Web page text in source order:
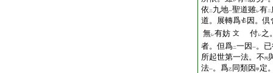
依 二 九地一聖道雖レ有二
道。展轉爲
因。倶
無レ有妨 文 付レ之
者。但爲二一因 一。
所起世第一法。不丙
法一。爲乙 同類因 甲 定